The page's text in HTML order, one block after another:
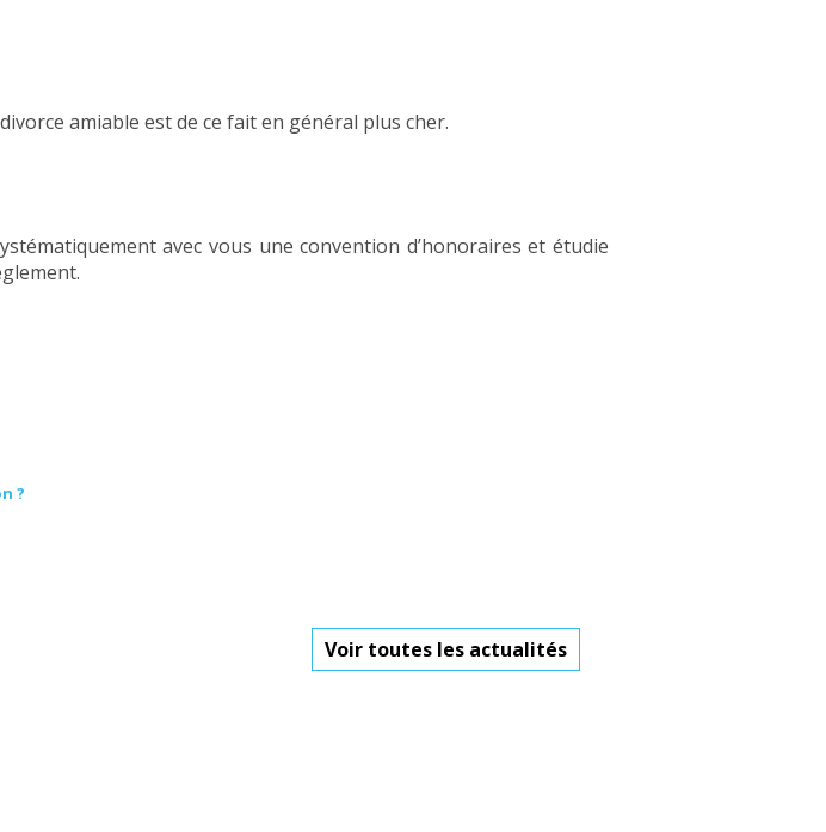
amiable est de ce fait en général plus cher.
avec vous une convention d’honoraires et étudie
?
Voir toutes les actualités